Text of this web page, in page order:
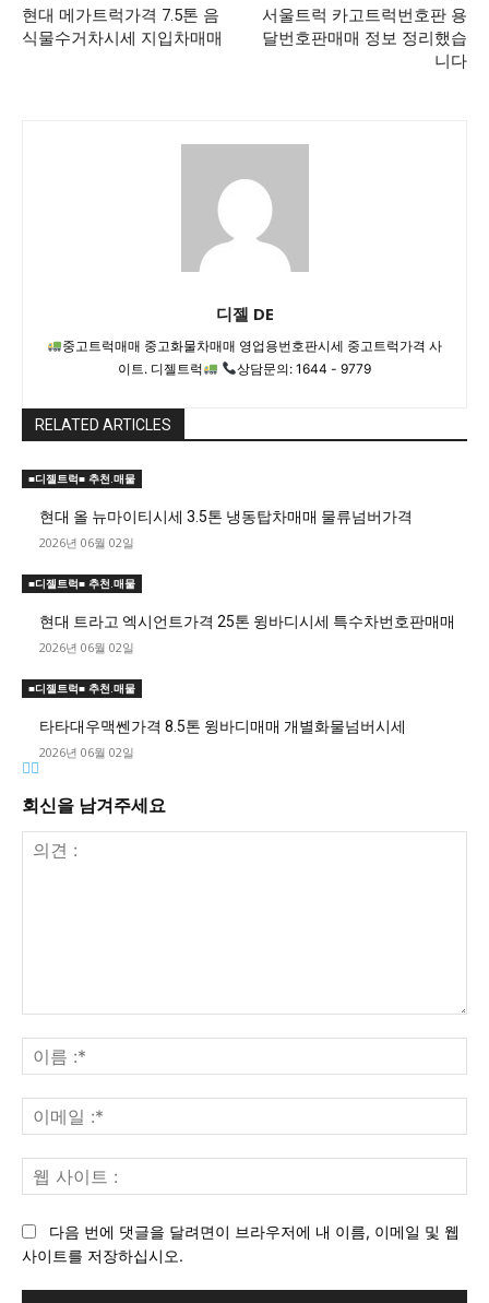
현대 메가트럭가격 7.5톤 음
식물수거차시세 지입차매매
서울트럭 카고트럭번호판 용
달번호판매매 정보 정리했습
니다
디젤 DE
중고트럭매매 중고화물차매매 영업용번호판시세 중고트럭가격 사
이트. 디젤트럭
상담문의: 1644 - 9779
RELATED ARTICLES
■디젤트럭■ 추천.매물
현대 올 뉴마이티시세 3.5톤 냉동탑차매매 물류넘버가격
2026년 06월 02일
■디젤트럭■ 추천.매물
현대 트라고 엑시언트가격 25톤 윙바디시세 특수차번호판매매
2026년 06월 02일
■디젤트럭■ 추천.매물
타타대우맥쎈가격 8.5톤 윙바디매매 개별화물넘버시세
2026년 06월 02일
회신을 남겨주세요
견
:
름
:*
메
일
사
다음 번에 댓글을 달려면이 브라우저에 내 이름, 이메일 및 웹
사이트를 저장하십시오.